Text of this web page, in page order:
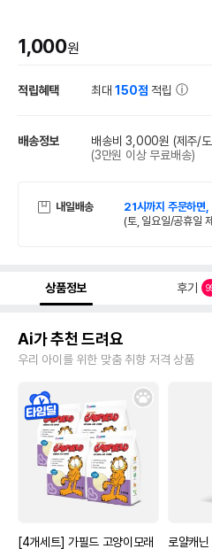
1,000원
적립혜택 최대150점 적립
배송정보 배송비 3,000원 (제주/
(3만원 이상 무료배송)
내일배송 21시까지 주문하면,
(토, 일요일/공휴일
상품정보 후기
Ai가 추천 드려요
우리 아이를 위한 맞춤 취향 저격 상품
[4개세트] 가필드 고양이모래
로얄캐